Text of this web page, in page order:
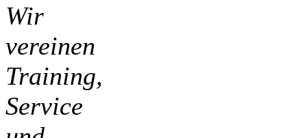
Wir
vereinen
Training,
Service